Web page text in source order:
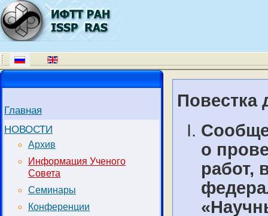
Главная
НОВОСТИ
Архив
Информация Ученого
Совета
Семинары
Конференции
Повестка
о
работ,